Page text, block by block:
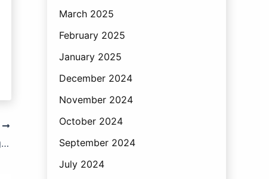
How to Get a BIN Certificate – VAT Registration Process 2025
March 2025
February 2025
January 2025
December 2024
November 2024
October 2024
September 2024
July 2024